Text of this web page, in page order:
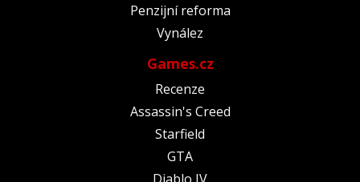
Penzijní reforma
Vynález
Games.cz
Recenze
Assassin's Creed
Starfield
GTA